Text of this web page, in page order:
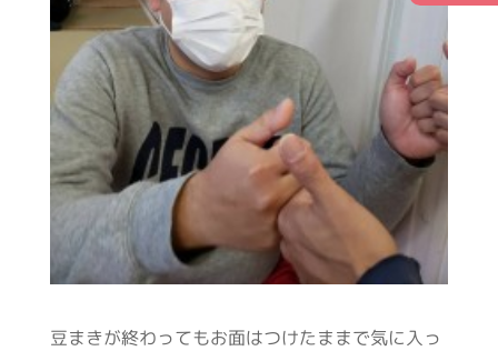
豆まきが終わってもお面はつけたままで気に入っ